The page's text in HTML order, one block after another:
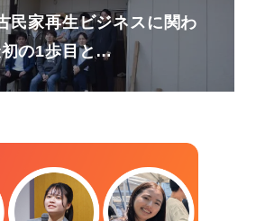
民家再生ビジネスに関わ
の1歩目と…